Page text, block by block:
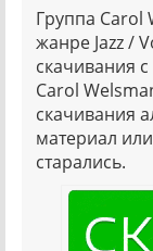
Группа
жанре Jazz /
скачивания
Carol
скачивания
материал
старались.